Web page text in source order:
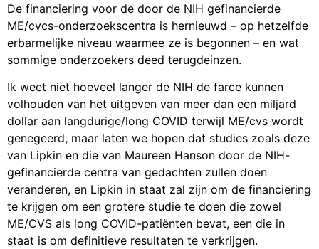
De financiering voor de door de NIH gefinancierde
ME/cvcs-onderzoekscentra is hernieuwd – op hetzelfde
erbarmelijke niveau waarmee ze is begonnen – en wat
sommige onderzoekers deed terugdeinzen.
Ik weet niet hoeveel langer de NIH de farce kunnen
volhouden van het uitgeven van meer dan een miljard
dollar aan langdurige/long COVID terwijl ME/cvs wordt
genegeerd, maar laten we hopen dat studies zoals deze
van Lipkin en die van Maureen Hanson door de NIH-
gefinancierde centra van gedachten zullen doen
veranderen, en Lipkin in staat zal zijn om de financiering
te krijgen om een grotere studie te doen die zowel
ME/CVS als long COVID-patiënten bevat, een die in
staat is om definitieve resultaten te verkrijgen.